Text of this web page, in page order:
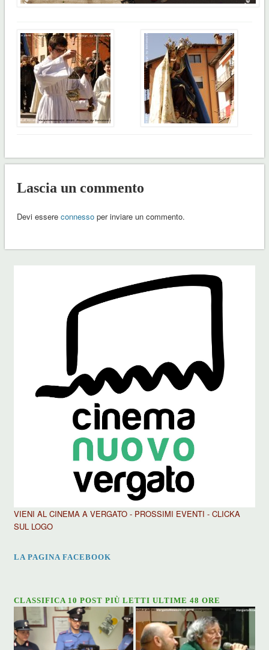
Lascia un commento
Devi essere connessoper inviare un commento.
VIENI AL CINEMA A VERGATO - PROSSIMI EVENTI - CLICKA
SUL LOGO
LA PAGINA FACEBOOK
CLASSIFICA 10 POST PIÙ LETTI ULTIME 48 ORE